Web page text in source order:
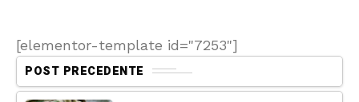
[elementor-template id="7253"]
POST PRECEDENTE